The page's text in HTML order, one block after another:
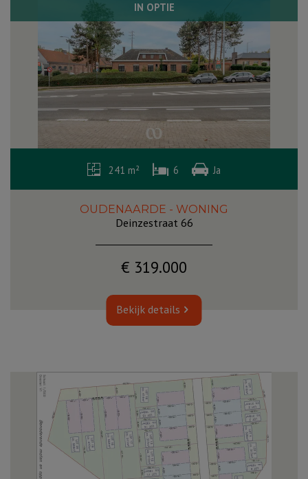
IN OPTIE
241 m² 6 Ja
OUDENAARDE - WONING
Deinzestraat 66
€ 319.000
Bekijk details